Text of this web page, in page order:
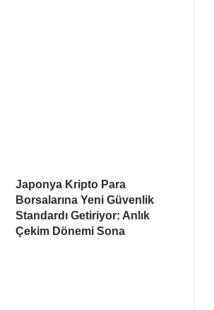
Japonya Kripto Para
Borsalarına Yeni Güvenlik
Standardı Getiriyor: Anlık
Çekim Dönemi Sona